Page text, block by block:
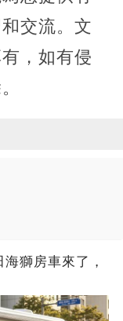
交流。文
，如有侵
獅房車來了，